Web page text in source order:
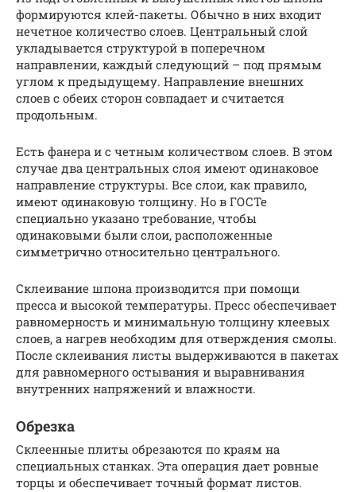
формируются клей-пакеты. Обычно в них входит
нечетное количество слоев. Центральный слой
укладывается структурой в поперечном
направлении, каждый следующий – под прямым
углом к предыдущему. Направление внешних
слоев с обеих сторон совпадает и считается
продольным.
Есть фанера и с четным количеством слоев. В этом
случае два центральных слоя имеют одинаковое
направление структуры. Все слои, как правило,
имеют одинаковую толщину. Но в ГОСТе
специально указано требование, чтобы
одинаковыми были слои, расположенные
симметрично относительно центрального.
Склеивание шпона производится при помощи
пресса и высокой температуры. Пресс обеспечивает
равномерность и минимальную толщину клеевых
слоев, а нагрев необходим для отверждения смолы.
После склеивания листы выдерживаются в пакетах
для равномерного остывания и выравнивания
внутренних напряжений и влажности.
Обрезка
Склеенные плиты обрезаются по краям на
специальных станках. Эта операция дает ровные
торцы и обеспечивает точный формат листов.